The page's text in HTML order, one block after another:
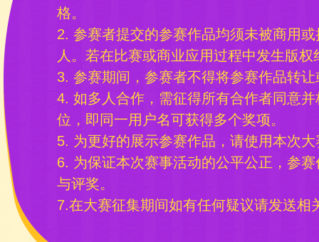
格。
2. 参赛者提交的参赛作品均须未被商用
人。若在比赛或商业应用过程中发生版
3. 参赛期间，参赛者不得将参赛作品转
4. 如多人合作，需征得所有合作者同意
位，即同一用户名可获得多个奖项。
5. 为更好的展示参赛作品，请使用本次大
6. 为保证本次赛事活动的公平公正，参
与评奖。
7.在大赛征集期间如有任何疑议请发送